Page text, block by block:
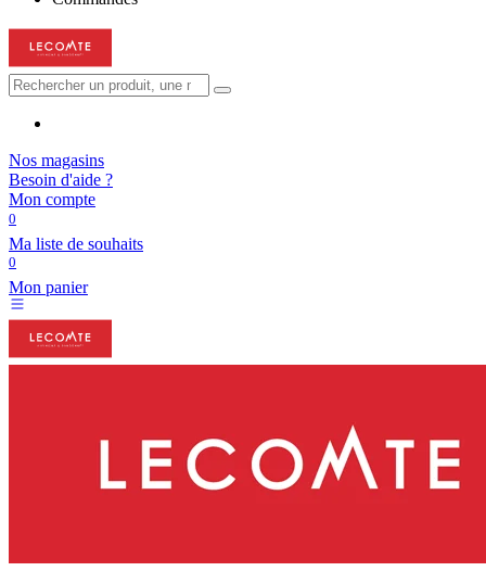
Nos magasins
Besoin d'aide ?
Mon compte
0
Ma liste de souhaits
0
Mon panier